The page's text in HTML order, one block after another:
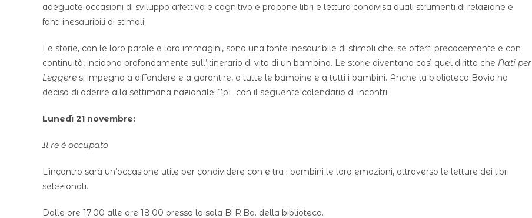
adeguate occasioni di sviluppo affettivo e cognitivo e propone libri e lettura condivisa quali strumenti di relazione e
fonti inesauribili di stimoli.
Le storie, con le loro parole e loro immagini, sono una fonte inesauribile di stimoli che, se offerti precocemente e con
continuità, incidono profondamente sull’itinerario di vita di un bambino. Le storie diventano così quel diritto che Nati per
Leggere si impegna a diffondere e a garantire, a tutte le bambine e a tutti i bambini. Anche la biblioteca Bovio ha
deciso di aderire alla settimana nazionale NpL con il seguente calendario di incontri:
Lunedì 21 novembre:
Il re è occupato
L’incontro sarà un’occasione utile per condividere con e tra i bambini le loro emozioni, attraverso le letture dei libri
selezionati.
Dalle ore 17.00 alle ore 18.00 presso la sala Bi.R.Ba. della biblioteca.